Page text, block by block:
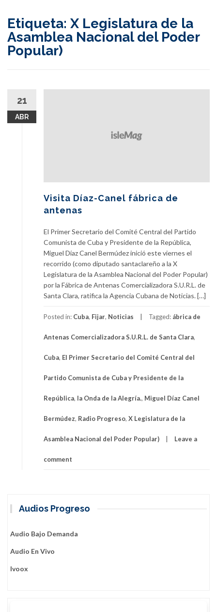
Etiqueta: X Legislatura de la
Asamblea Nacional del Poder
Popular)
21
ABR
Visita Díaz-Canel fábrica de
antenas
El Primer Secretario del Comité Central del Partido
Comunista de Cuba y Presidente de la República,
Miguel Díaz Canel Bermúdez inició este viernes el
recorrido (como diputado santaclareño a la X
Legislatura de la Asamblea Nacional del Poder Popular)
por la Fábrica de Antenas Comercializadora S.U.R.L. de
Santa Clara, ratifica la Agencia Cubana de Noticias. […]
Posted in: Cuba, Fijar, Noticias Tagged: ábrica de
Antenas Comercializadora S.U.R.L. de Santa Clara,
Cuba, El Primer Secretario del Comité Central del
Partido Comunista de Cuba y Presidente de la
República, la Onda de la Alegría., Miguel Díaz Canel
Bermúdez, Radio Progreso, X Legislatura de la
Asamblea Nacional del Poder Popular) Leave a
comment
Audios Progreso
Audio Bajo Demanda
Audio En Vivo
Ivoox